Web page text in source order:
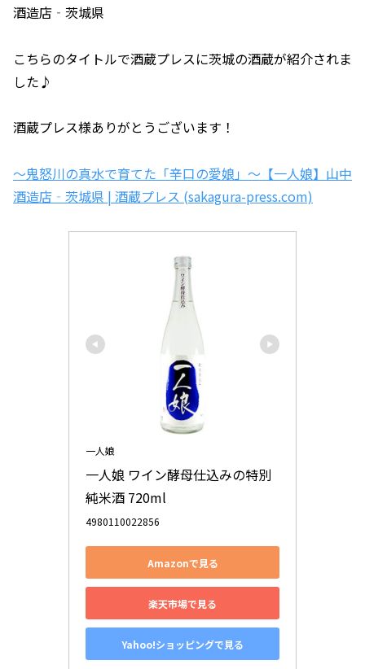
酒造店‐茨城県
こちらのタイトルで酒蔵プレスに茨城の酒蔵が紹介されま
した♪
酒蔵プレス様ありがとうございます！
～鬼怒川の真水で育てた「辛口の愛娘」～【一人娘】山中
酒造店‐茨城県 | 酒蔵プレス (sakagura-press.com)
一人娘
一人娘 ワイン酵母仕込みの特別
純米酒 720ml
4980110022856
Amazonで見る
楽天市場で見る
Yahoo!ショッピングで見る